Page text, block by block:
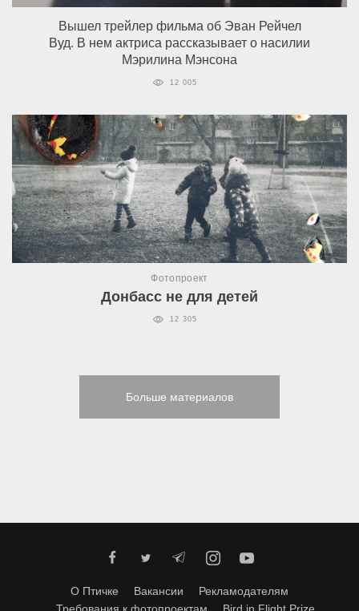
Вышел трейлер фильма об Эван Рейчел
Вуд. В нем актриса рассказывает о насилии
Мэрилина Мэнсона
12 005
Фотопроект
Донбасс не для детей
12 305
Больше материалов
О Птичке Вакансии
Рекламодателям